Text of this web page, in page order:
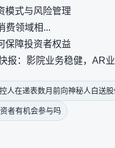
模式与风险管理
费领域相...
保障投资者权益
报：影院业务稳健，AR
人在递表数月前向神秘人白送
者有机会参与吗